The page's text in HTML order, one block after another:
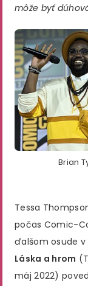
môže byť
Brian
Tessa
počas Comic-
ďalšom osude
Láska a hrom
máj 2022)